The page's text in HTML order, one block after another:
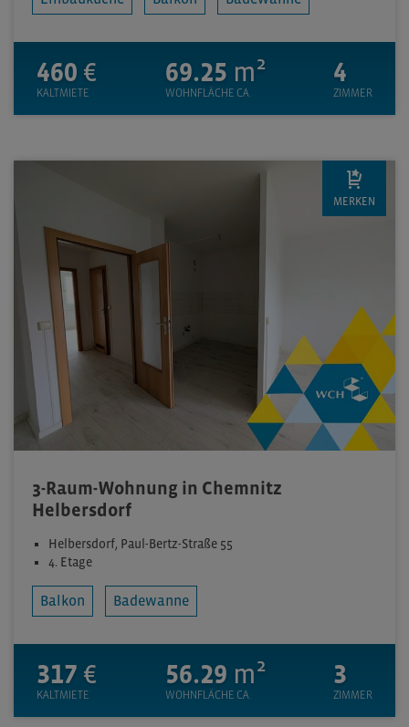
460 €
KALTMIETE
69.25 m²
WOHNFLÄCHE CA.
4
ZIMMER
3-Raum-Wohnung in Chemnitz
Helbersdorf
Helbersdorf, Paul-Bertz-Straße 55
4. Etage
Balkon Badewanne
317 €
KALTMIETE
56.29 m²
WOHNFLÄCHE CA.
3
ZIMMER
MERKEN